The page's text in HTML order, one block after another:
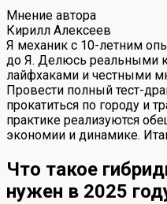
Мнение автора
Кирилл Алексеев
Я механик с 10-летним
до Я. Делюсь реальными
лайфхаками и честными
Провести полный тест-
прокатиться по городу и
практике реализуются
экономии и динамике.
Что такое
нужен в 2025